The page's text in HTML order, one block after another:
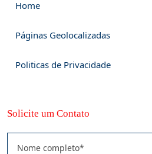
Home
Páginas Geolocalizadas
Politicas de Privacidade
Solicite um Contato